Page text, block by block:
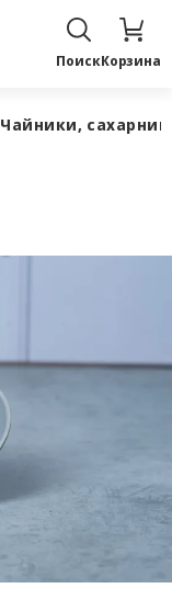
ПоискКорзина
Чайники,